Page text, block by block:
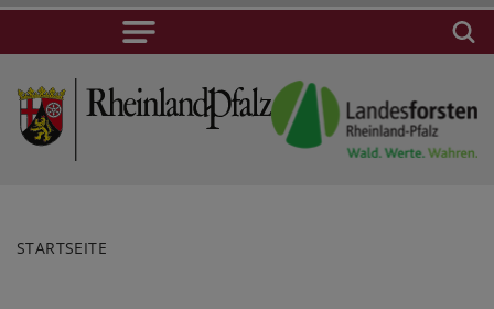
STARTSEITE